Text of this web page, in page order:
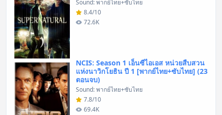
Sound: พากย์ไทย+ซับไทย
8.4/10
72.6K
NCIS: Season 1 เอ็นซีไอเอส หน่วยสืบสวน
แห่งนาวิกโยธิน ปี 1 [พากย์ไทย+ซับไทย] (23
ตอนจบ)
Sound: พากย์ไทย+ซับไทย
7.8/10
69.4K